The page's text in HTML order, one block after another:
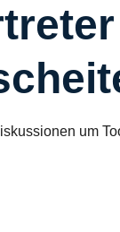
um